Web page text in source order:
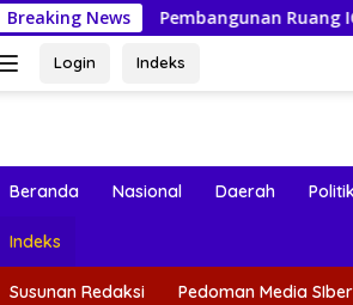
Breaking News
Pembangunan Ruang ICU RSUD
Login Indeks
Beranda Nasional Daerah Politik
Indeks
Susunan Redaksi Pedoman Media SIber